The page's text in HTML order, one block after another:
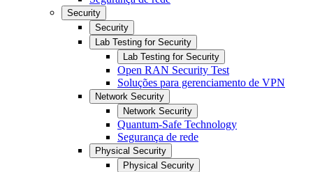
Security
Security
Lab Testing for Security
Lab Testing for Security
Open RAN Security Test
Soluções para gerenciamento de VPN
Network Security
Network Security
Quantum-Safe Technology
Segurança de rede
Physical Security
Physical Security